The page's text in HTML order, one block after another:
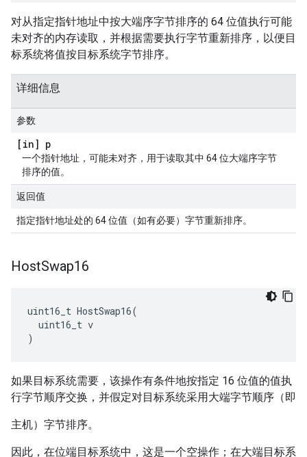
对从指定指针地址中按大端序字节排序的 64 位值执行可能
未对齐的内存读取，并根据需要执行字节重新排序，以便目
标系统将值按目标系统字节排序。
详细信息
参数
[in] p
一个指针地址，可能未对齐，用于读取其中 64 位大端序字节
排序的值。
返回值
指定指针地址处的 64 位值（如有必要）字节重新排序。
HostSwap16
uint16_t HostSwap16(
  uint16_t v
)
如果目标系统需要，该操作有条件地按指定 16 位值的值执
行字节顺序交换，并假定对目标系统采用大端字节顺序（即
主机）字节排序。
因此，在位端目标系统中，这是一个空操作；在大端目标系